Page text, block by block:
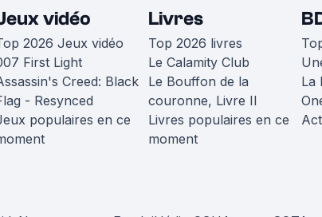
vidéo
2026 Jeux vidéo
First Light
Creed: Black
- Resynced
populaires en ce
Livres
Top 2026 livres
Le Calamity Club
Le Bouffon de la
couronne, Livre II
Livres populaires en ce
moment
La